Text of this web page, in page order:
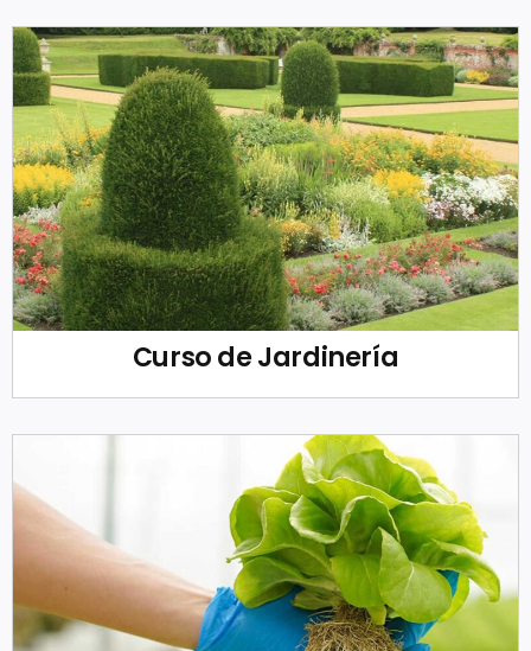
Curso de Jardinería